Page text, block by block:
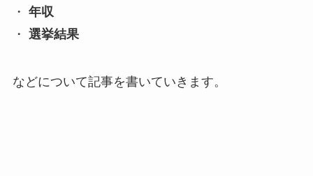
・ 年収
・ 選挙結果
などについて記事を書いていきます。